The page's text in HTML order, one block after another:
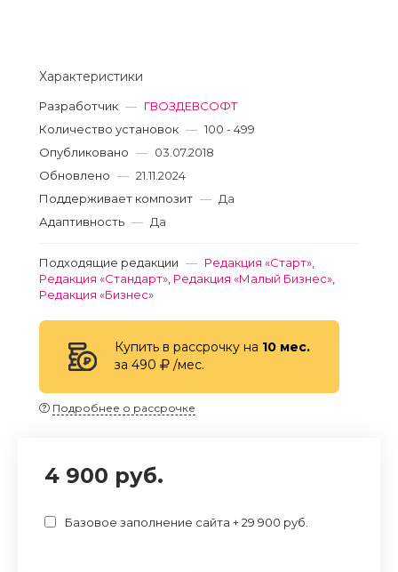
Характеристики
Разработчик — ГВОЗДЕВСОФТ
Количество установок — 100 - 499
Опубликовано — 03.07.2018
Обновлено — 21.11.2024
Поддерживает композит — Да
Адаптивность — Да
Подходящие редакции — Редакция «Старт»
Редакция «Стандарт» Редакция «Малый Бизнес»
Редакция «Бизнес»
Купить в рассрочку на 10 мес.
за 490
/мес.
Подробнее о рассрочке
4 900 руб.
Базовое заполнение сайта + 29 900 руб.